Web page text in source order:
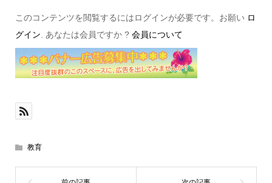
このコンテンツを閲覧するにはログインが必要です。お願い ロ
グイン. あなたは会員ですか ? 会員について
教育